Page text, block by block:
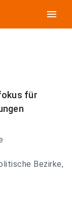
menu
für
Bezirke,